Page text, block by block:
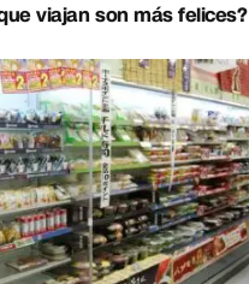
viajan son más felices?